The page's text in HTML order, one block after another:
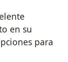
en su
para